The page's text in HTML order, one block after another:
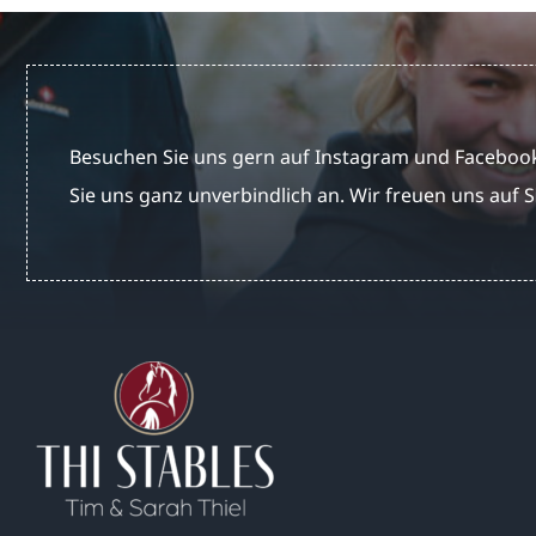
Besuchen Sie uns gern auf Instagram und
Sie uns ganz unverbindlich an. Wir freuen uns auf